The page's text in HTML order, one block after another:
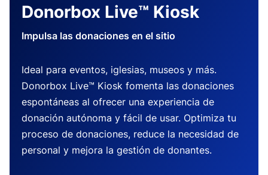
Donorbox Live™ Kiosk
Impulsa las donaciones en el sitio
Ideal para eventos, iglesias, museos y más.
Donorbox Live™ Kiosk fomenta las donaciones
espontáneas al ofrecer una experiencia de
donación autónoma y fácil de usar. Optimiza tu
proceso de donaciones, reduce la necesidad de
personal y mejora la gestión de donantes.